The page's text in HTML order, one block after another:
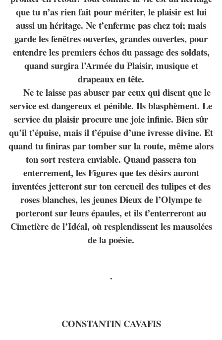
que tu n’as rien fait pour mériter, le plaisir est lui
aussi un héritage. Ne t’enferme pas chez toi; mais
garde les fenêtres ouvertes, grandes ouvertes, pour
entendre les premiers échos du passage des soldats,
quand surgira l’Armée du Plaisir, musique et
drapeaux en tête.
Ne te laisse pas abuser par ceux qui disent que le
service est dangereux et pénible. Ils blasphèment. Le
service du plaisir procure une joie infinie. Bien sûr
qu’il t’épuise, mais il t’épuise d’une ivresse divine. Et
quand tu finiras par tomber sur la route, même alors
ton sort restera enviable. Quand passera ton
enterrement, les Figures que tes désirs auront
inventées jetteront sur ton cercueil des tulipes et des
roses blanches, les jeunes Dieux de l’Olympe te
porteront sur leurs épaules, et ils t’enterreront au
Cimetière de l’Idéal, où resplendissent les mausolées
de la poésie.
.
CONSTANTIN CAVAFIS